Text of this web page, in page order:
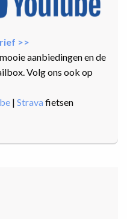
>>
aanbiedingen en de
Volg ons ook op
| Strava fietsen